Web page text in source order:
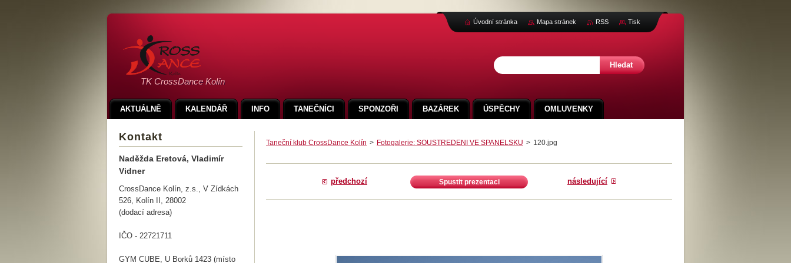
TK CrossDance Kolín
Taneční klub CrossDance Kolín > Fotogalerie: SOUSTREDENI VE SPANELSKU > 120.jpg
předchozí Spustit prezentaci následující
Kontakt
Naděžda Eretová, Vladimír
Vidner
CrossDance Kolín, z.s., V Zídkách
526, Kolín II, 28002
(dodací adresa)
IČO - 22721711
GYM CUBE, U Borků 1423 (místo
AKTUÁLNĚ KALENDÁŘ INFO TANEČNÍCI SPONZOŘI BAZÁREK ÚSPĚCHY OMLUVENKY
Úvodní stránka Mapa stránek RSS Tisk